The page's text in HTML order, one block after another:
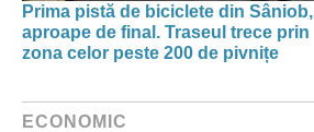
Prima pistă de biciclete din Sâniob,
aproape de final. Traseul trece prin
zona celor peste 200 de pivnițe
ECONOMIC